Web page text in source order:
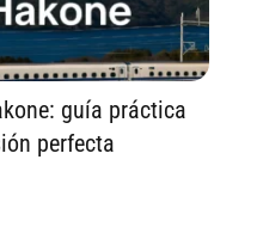
guía práctica
perfecta